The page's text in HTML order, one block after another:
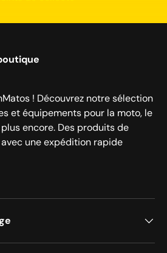
! Découvrez notre sélection
et équipements pour la moto, le
encore. Des produits de
une expédition rapide